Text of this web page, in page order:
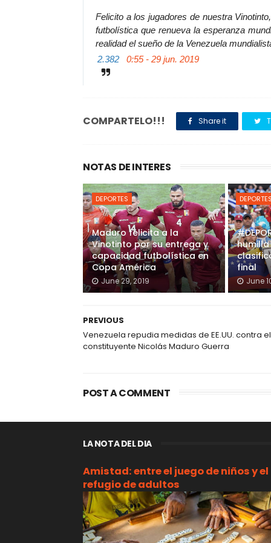
Felicito a los jugadores de nuestra
futbolística que renueva la esperanza
realidad el sueño de la Venezuela
2.382
0:55 - 29 jun. 2019
COMPARTELO!!! Share it
NOTAS DE INTERES
DEPORTES
Maduro felicita a la
Vinotinto por su entrega y
capacidad futbolística en
Copa América
June 29, 2019
DEPORTES
final
June
PREVIOUS
Venezuela repudia medidas de EE.UU. contra el
constituyente Nicolás Maduro Guerra
POST A COMMENT
LA NOTA DEL DIA
Amistad: entre el juego de niños y el
refugio de adultos